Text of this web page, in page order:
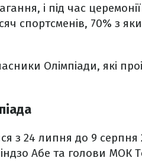
і під час
спортсменів, 70% з
Олімпіади, які
з 24 липня до 9
Абе та голови МОК